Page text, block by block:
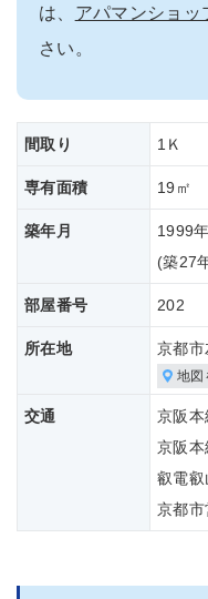
は、 アパマンショッ
さい。
間取り 1Ｋ
専有面積 19㎡
築年月
1999
(築27
部屋番号 202
所在地 京都
地図
交通
京阪
京阪
叡電
京都